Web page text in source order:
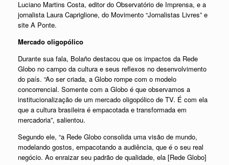
Luciano Martins Costa, editor do Observatório de Imprensa, e a
jornalista Laura Capriglione, do Movimento “Jornalistas Livres” e
site A Ponte.
Mercado oligopólico
Durante sua fala, Bolaño destacou que os impactos da Rede
Globo no campo da cultura e seus reflexos no desenvolvimento
do país. “Ao ser criada, a Globo rompe com o modelo
concorrencial. Somente com a Globo é que observamos a
institucionalização de um mercado oligopólico de TV. É com ela
que a cultura brasileira é empacotada e transformada em
mercadoria”, salientou.
Segundo ele, “a Rede Globo consolida uma visão de mundo,
modelando gostos, empacotando a audiência, que é o seu real
negócio. Ao enraizar seu padrão de qualidade, ela [Rede Globo]